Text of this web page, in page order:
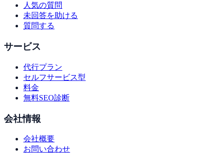
人気の質問
未回答を助ける
質問する
サービス
代行プラン
セルフサービス型
料金
無料SEO診断
会社情報
会社概要
お問い合わせ